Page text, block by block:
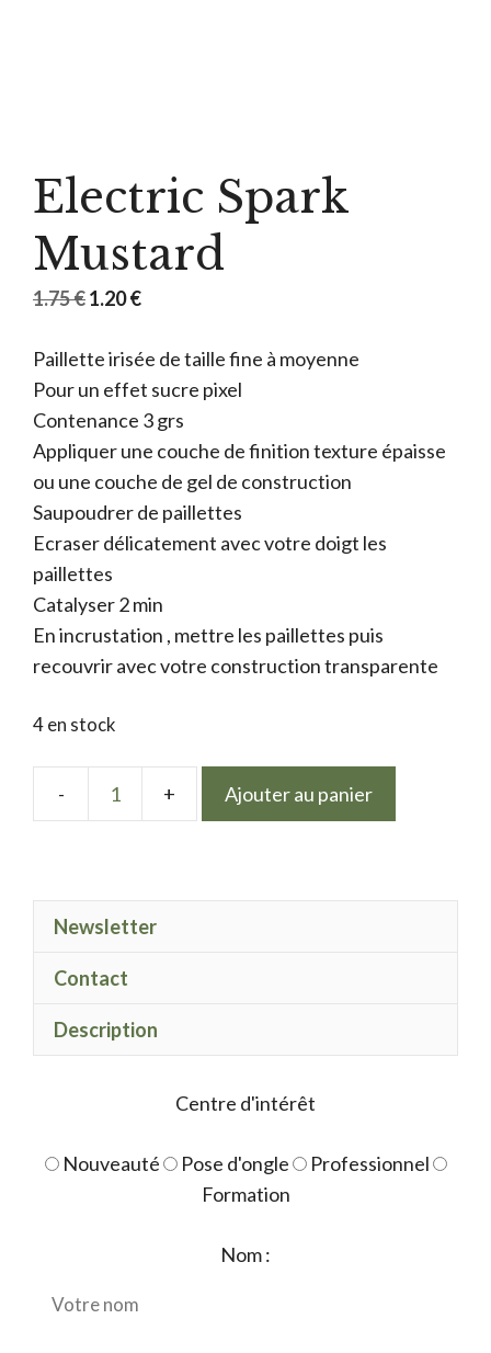
Electric Spark
Mustard
1.75€Le
initial
était :
1.75 €.
1.20€Le
actuel
est :
1.20 €.
Paillette irisée de taille fine à moyenne
Pour un effet sucre pixel
Contenance 3 grs
Appliquer une couche de finition texture épaisse
ou une couche de gel de construction
Saupoudrer de paillettes
Ecraser délicatement avec votre doigt les
paillettes
Catalyser 2 min
En incrustation , mettre les paillettes puis
recouvrir avec votre construction transparente
4 en stock
quantité
Spark
Ajouter au panier
Newsletter
Contact
Description
Centre d'intérêt
Nouveauté Pose d'ongle
Professionnel
Formation
Nom :